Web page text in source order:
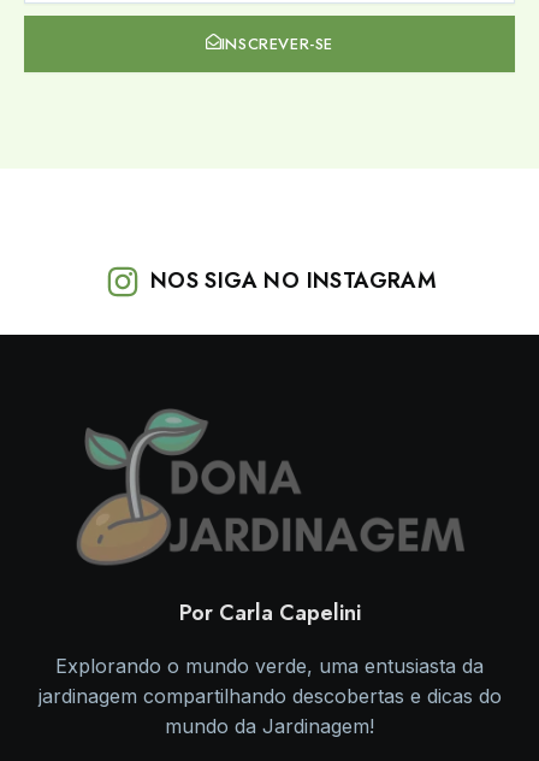
INSCREVER-SE
NOS SIGA NO INSTAGRAM
Por Carla Capelini
Explorando o mundo verde, uma entusiasta da
jardinagem compartilhando descobertas e dicas do
mundo da Jardinagem!